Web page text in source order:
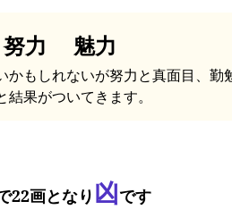
力 魅力
かもしれないが努力と真面目、勤
果がついてきます。
22画となり 凶です